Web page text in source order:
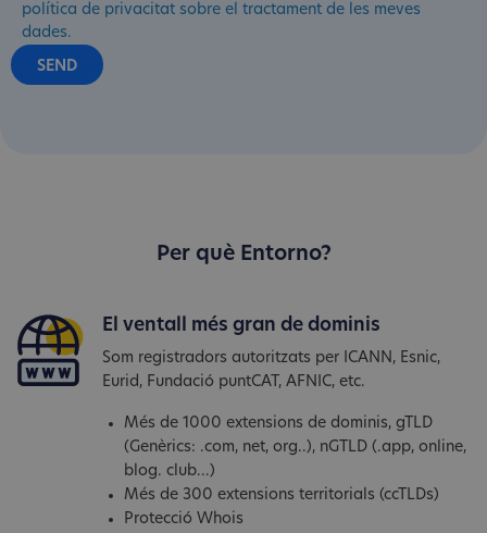
política de privacitat sobre el tractament de les meves
dades.
Per què Entorno?
El ventall més gran de dominis
Som registradors autoritzats per ICANN, Esnic,
Eurid, Fundació puntCAT, AFNIC, etc.
Més de 1000 extensions de dominis, gTLD
(Genèrics: .com, net, org..), nGTLD (.app, online,
blog. club...)
Més de 300 extensions territorials (ccTLDs)
Protecció Whois